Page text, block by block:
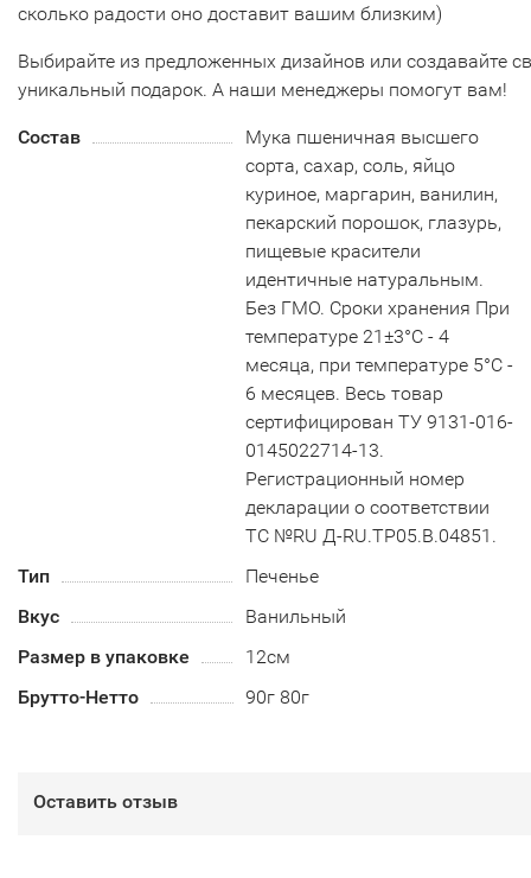
сколько радости оно доставит вашим близким)
Выбирайте из предложенных дизайнов или создавайте
уникальный подарок. А наши менеджеры помогут вам!
Состав
Мука пшеничная высшего
сорта, сахар, соль, яйцо
куриное, маргарин, ванилин,
пекарский порошок, глазурь,
пищевые красители
идентичные натуральным.
Без ГМО. Сроки хранения При
температуре 21±3°С - 4
месяца, при температуре 5°С -
6 месяцев. Весь товар
сертифицирован ТУ 9131-016-
0145022714-13.
Регистрационный номер
декларации о соответствии
ТС №RU Д-RU.TP05.B.04851.
Тип
Печенье
Вкус
Ванильный
Размер в упаковке
12см
Брутто-Нетто
90г 80г
Оставить отзыв